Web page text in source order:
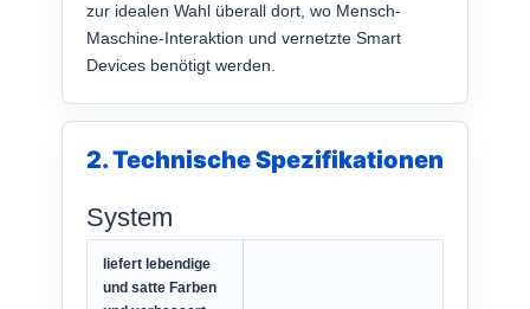
zur idealen Wahl überall dort, wo Mensch-
Maschine-Interaktion und vernetzte Smart
Devices benötigt werden.
2. Technische Spezifikationen
System
liefert lebendige
und satte Farben